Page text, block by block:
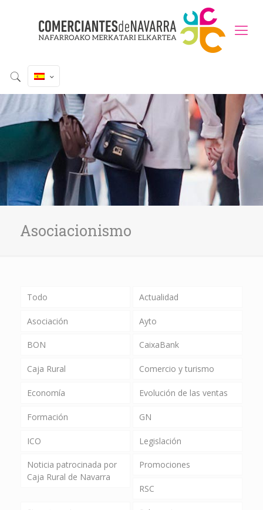
Asociacionismo
Todo Actualidad
Asociación Ayto
BON CaixaBank
Caja Rural Comercio y turismo
Economía Evolución de las ventas
Formación GN
ICO Legislación
Noticia patrocinada por
Caja Rural de Navarra
Promociones
RSC